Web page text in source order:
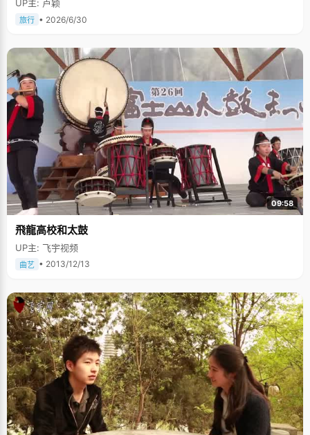
UP主: 卢颖
旅行 • 2026/6/30
09:58
飛龍高校和太鼓
UP主: 飞宇视频
曲艺 • 2013/12/13